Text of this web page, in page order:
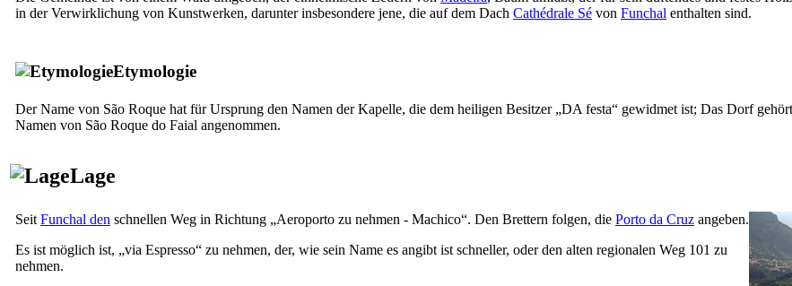
in der Verwirklichung von Kunstwerken, darunter insbesondere jene, die auf dem Dach Cathédrale Sé von Funchal enthalten sind.
Etymologie
Der Name von São Roque hat für Ursprung den Namen der Kapelle, die dem heiligen Besitzer „DA festa“ gewidmet ist; Das Dorf
Namen von São Roque do Faial angenommen.
Lage
Seit Funchal den schnellen Weg in Richtung „Aeroporto zu nehmen - Machico“. Den Brettern folgen, die Porto da Cruz angeben.
Es ist möglich ist, „via Espresso“ zu nehmen, der, wie sein Name es angibt ist schneller, oder den alten regionalen Weg 101 zu
nehmen.